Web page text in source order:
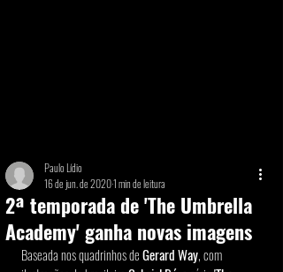
2ª temporada de 'The Umbrella
Academy' ganha novas imagens
Paulo Lídio
16 de jun. de 20201 min de leitura
Baseada nos quadrinhos de Gerard Way, com